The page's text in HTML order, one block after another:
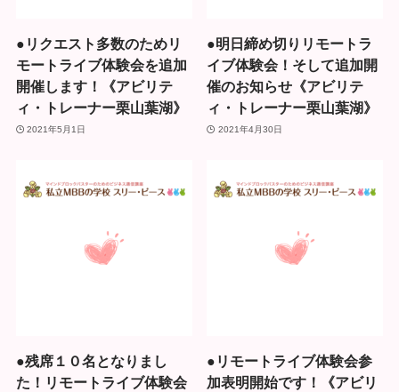
●リクエスト多数のためリ
モートライブ体験会を追加
開催します！《アビリテ
ィ・トレーナー栗山葉湖》
2021年5月1日
●明日締め切りリモートラ
イブ体験会！そして追加開
催のお知らせ《アビリテ
ィ・トレーナー栗山葉湖》
2021年4月30日
●残席１０名となりまし
た！リモートライブ体験会
●リモートライブ体験会参
加表明開始です！《アビリ